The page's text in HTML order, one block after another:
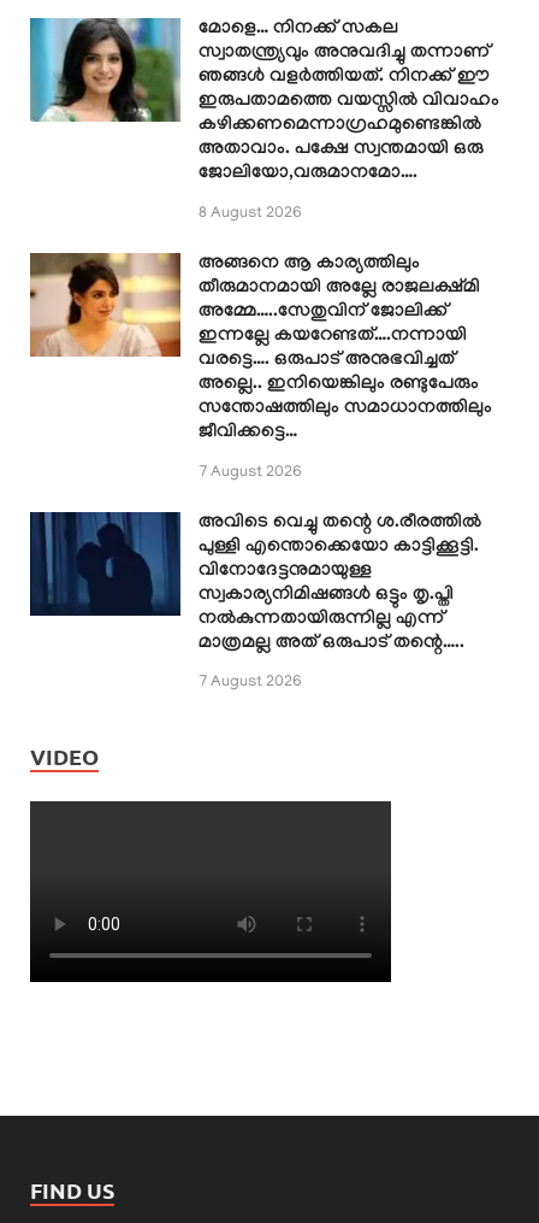
മോളെ… നിനക്ക് സകല
സ്വാതന്ത്ര്യവും അനുവദിച്ചു തന്നാണ്
ഞങ്ങൾ വളർത്തിയത്. നിനക്ക് ഈ
ഇരുപതാമത്തെ വയസ്സിൽ വിവാഹം
കഴിക്കണമെന്നാഗ്രഹമുണ്ടെങ്കിൽ
അതാവാം. പക്ഷേ സ്വന്തമായി ഒരു
ജോലിയോ,വരുമാനമോ….
8 August 2026
അങ്ങനെ ആ കാര്യത്തിലും
തീരുമാനമായി അല്ലേ രാജലക്ഷ്മി
അമ്മേ…..സേതുവിന് ജോലിക്ക്
ഇന്നല്ലേ കയറേണ്ടത്….നന്നായി
വരട്ടെ…. ഒരുപാട് അനുഭവിച്ചത്
അല്ലെ.. ഇനിയെങ്കിലും രണ്ടുപേരും
സന്തോഷത്തിലും സമാധാനത്തിലും
ജീവിക്കട്ടെ…
7 August 2026
അവിടെ വെച്ചു തന്റെ ശ.രീരത്തിൽ
പുള്ളി എന്തൊക്കെയോ കാട്ടിക്കൂട്ടി.
വിനോദേട്ടനുമായുള്ള
സ്വകാര്യനിമിഷങ്ങൾ ഒട്ടും തൃ.പ്തി
നൽകുന്നതായിരുന്നില്ല എന്ന്
മാത്രമല്ല അത് ഒരുപാട് തന്റെ…..
7 August 2026
VIDEO
FIND US